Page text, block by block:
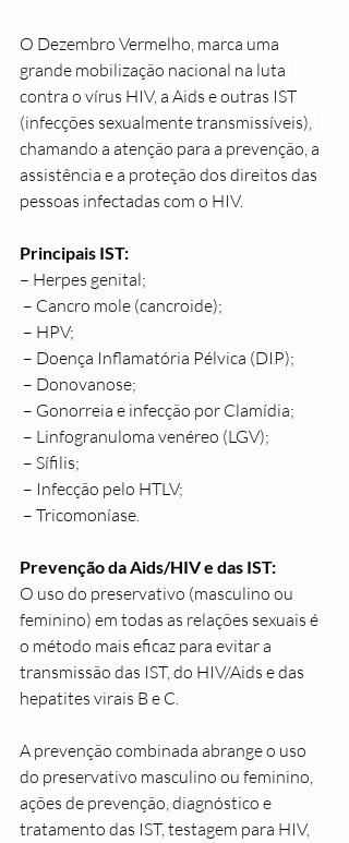
O Dezembro Vermelho, marca uma
grande mobilização nacional na luta
contra o vírus HIV, a Aids e outras IST
(infecções sexualmente transmissíveis),
chamando a atenção para a prevenção, a
assistência e a proteção dos direitos das
pessoas infectadas com o HIV.
Principais IST:
– Herpes genital;
– Cancro mole (cancroide);
– HPV;
– Doença Inflamatória Pélvica (DIP);
– Donovanose;
– Gonorreia e infecção por Clamídia;
– Linfogranuloma venéreo (LGV);
– Sífilis;
– Infecção pelo HTLV;
– Tricomoníase.
Prevenção da Aids/HIV e das IST:
O uso do preservativo (masculino ou
feminino) em todas as relações sexuais é
o método mais eficaz para evitar a
transmissão das IST, do HIV/Aids e das
hepatites virais B e C.
A prevenção combinada abrange o uso
do preservativo masculino ou feminino,
ações de prevenção, diagnóstico e
tratamento das IST, testagem para HIV,